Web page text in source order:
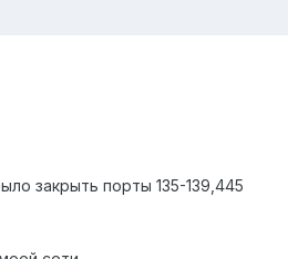
закрыть порты 135-139,445